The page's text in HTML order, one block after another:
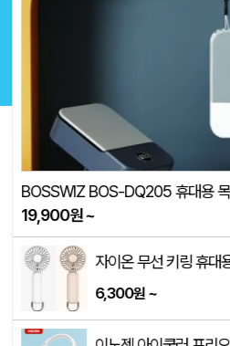
19,900원~
6,300원~